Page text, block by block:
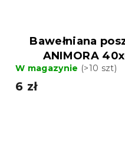
Bawełniana
ANIMORA
W magazynie (>10 szt)
6 zł